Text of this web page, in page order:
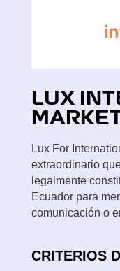
LUX
Lux For
extraordinario
legalmente
Ecuador para
comunicación o
CRITERIOS